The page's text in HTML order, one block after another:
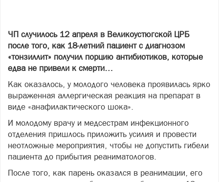
ЧП случилось 12 апреля в Великоустюгской ЦРБ
после того, как 18-летний пациент с диагнозом
«тонзиллит» получил порцию антибиотиков, которые
едва не привели к смерти…
Как оказалось, у молодого человека проявилась ярко
выраженная аллергическая реакция на препарат в
виде «анафилактического шока».
И молодому врачу и медсестрам инфекционного
отделения пришлось приложить усилия и провести
неотложные мероприятия, чтобы не допустить гибели
пациента до прибытия реаниматологов.
После того, как парень оказался в реанимации, его